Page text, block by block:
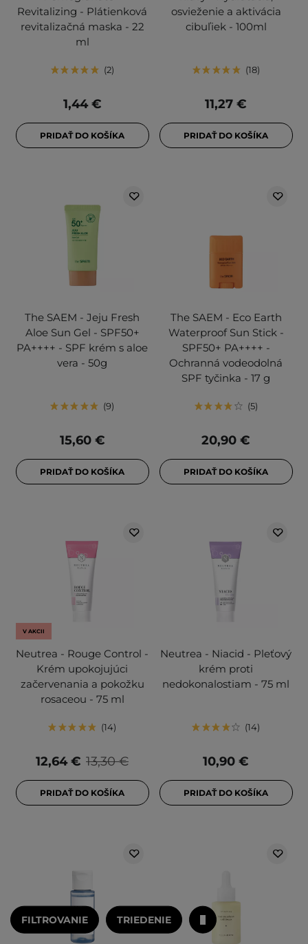
Revitalizing - Plátienková
revitalizačná maska - 22
ml
2
1,44 €
PRIDAŤ DO KOŠÍKA
osvieženie a aktivácia
cibuľiek - 100ml
18
11,27 €
PRIDAŤ DO KOŠÍKA
The SAEM - Jeju Fresh
Aloe Sun Gel - SPF50+
PA++++ - SPF krém s aloe
vera - 50g
9
15,60 €
PRIDAŤ DO KOŠÍKA
The SAEM - Eco Earth
Waterproof Sun Stick -
SPF50+ PA++++ -
Ochranná vodeodolná
SPF tyčinka - 17 g
5
20,90 €
PRIDAŤ DO KOŠÍKA
V AKCII
Neutrea - Rouge Control -
Krém upokojujúci
začervenania a pokožku
rosaceou - 75 ml
14
13,30 €
12,64 €
PRIDAŤ DO KOŠÍKA
Neutrea - Niacid - Pleťový
krém proti
nedokonalostiam - 75 ml
14
10,90 €
PRIDAŤ DO KOŠÍKA
FILTROVANIE TRIEDENIE